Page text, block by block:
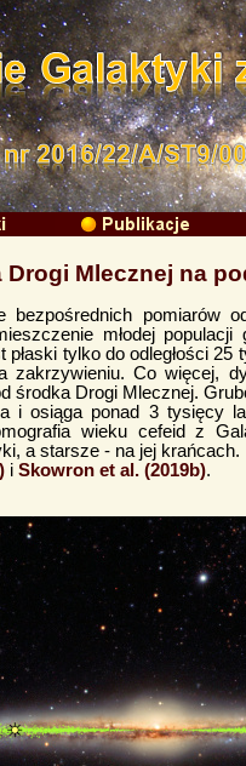
Drogi Mlecznej na
bezpośrednich pomiarów
młodej
tylko do odległości
zakrzywieniu. Co więcej,
środka Drogi Mlecznej.
i osiąga ponad 3 tysięcy
wieku cefeid z
a starsze - na jej krańcach.
i Skowron et al. (2019b).